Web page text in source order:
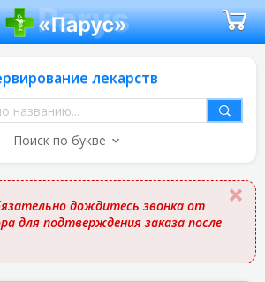
лекарств
Поиск по букве
дождитесь звонка от
для подтверждения заказа после